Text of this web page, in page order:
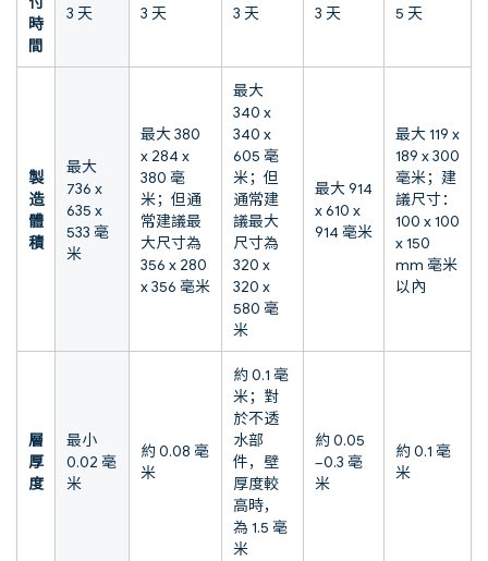
時
間
3 天 3 天 3 天 3 天 5 天
製
造
體
積
最大
736 x
635 x
533 毫
米
最大 380
x 284 x
380 毫
米；但通
常建議最
大尺寸為
356 x 280
x 356 毫米
最大
340 x
340 x
605 毫
米；但
通常建
議最大
尺寸為
320 x
320 x
580 毫
米
最大 914
x 610 x
914 毫米
最大 119 x
189 x 300
毫米；建
議尺寸：
100 x 100
x 150
mm 毫米
以內
層
厚
度
最小
0.02 毫
米
約 0.08 毫
米
約 0.1 毫
米；對
於不透
水部
件，壁
厚度較
高時，
為 1.5 毫
米
約 0.05
–0.3 毫
米
約 0.1 毫
米